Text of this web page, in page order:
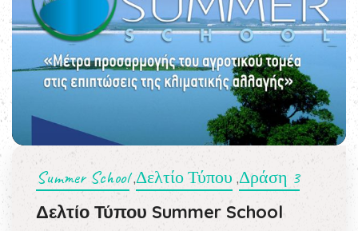
Summer School,Δελτίο Τύπου ,Δράση 3
Δελτίο Τύπου Summer School